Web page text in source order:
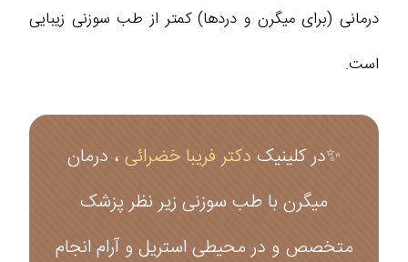
درمانی (برای میگرن و دردها) کمتر از طب سوزنی زیبایی
است.
✨در کلینیک دکتر فریبا خضرائی ، درمان
میگرن با طب سوزنی زیر نظر پزشک
متخصص و در محیطی استریل و آرام انجام